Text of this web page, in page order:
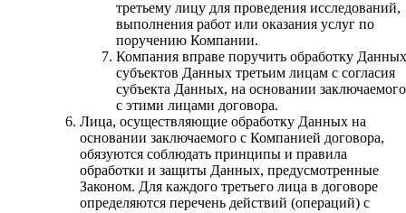
третьему лицу для проведения исследований,
выполнения работ или оказания услуг по
поручению Компании.
Компания вправе поручить обработку Данных
субъектов Данных третьим лицам с согласия
субъекта Данных, на основании заключаемого
с этими лицами договора.
Лица, осуществляющие обработку Данных на
основании заключаемого с Компанией договора,
обязуются соблюдать принципы и правила
обработки и защиты Данных, предусмотренные
Законом. Для каждого третьего лица в договоре
определяются перечень действий (операций) с